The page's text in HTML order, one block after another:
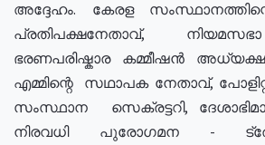
അദ്ദേഹം. കേരള
പ്രതിപക്ഷനേതാവ്,
ഭരണപരിഷ്കാര കമ്മീഷൻ
എമ്മിന്റെ സഥാപക നേതാവ്,
സംസ്ഥാന സെക്രട്ടറി,
നിരവധി പുരോഗമന -